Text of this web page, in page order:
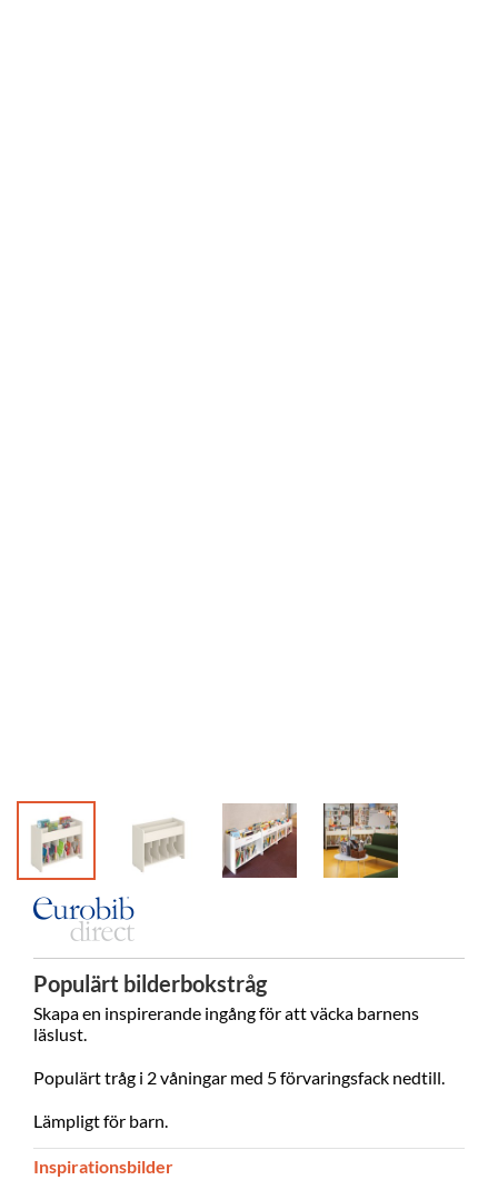
Populärt bilderbokstråg
Skapa en inspirerande ingång för att väcka barnens
läslust.
Populärt tråg i 2 våningar med 5 förvaringsfack nedtill.
Lämpligt för barn.
Inspirationsbilder